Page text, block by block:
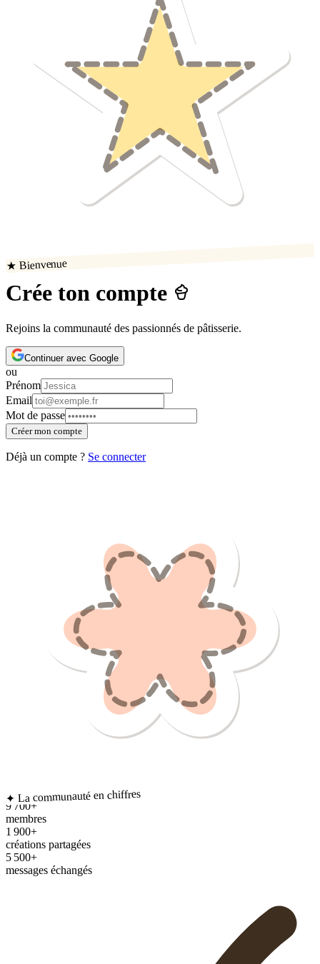
★ Bienvenue
Crée ton compte
Rejoins la communauté des passionnés de pâtisserie.
Continuer avec Google
ou
Prénom
Email
Mot de passe
Créer mon compte
Déjà un compte ? Se connecter
✦ La communauté en chiffres
9 700+
membres
1 900+
créations partagées
5 500+
messages échangés